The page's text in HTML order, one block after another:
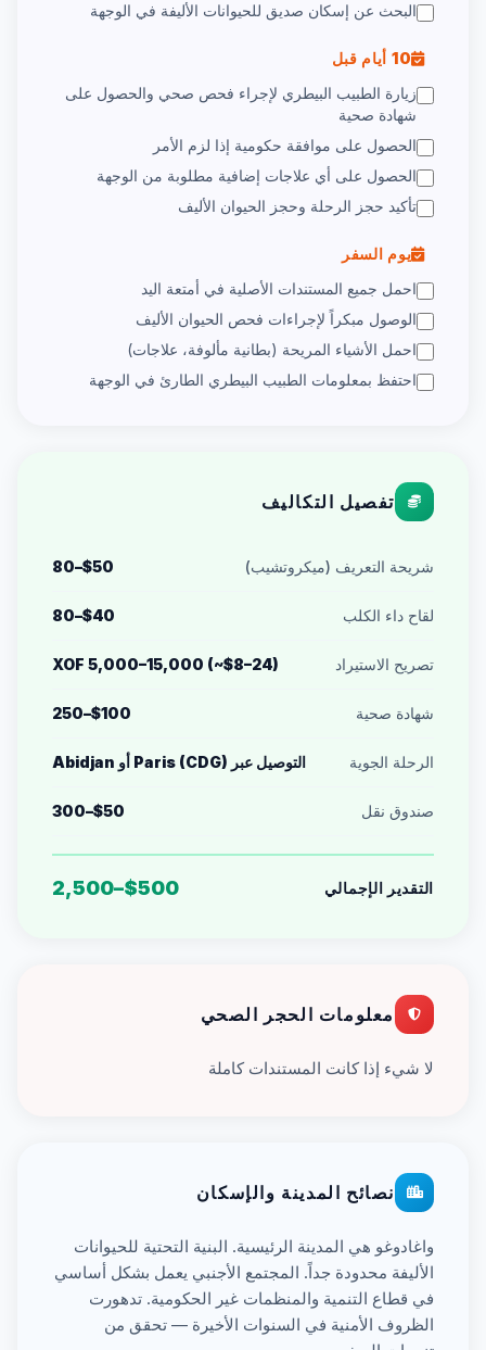
البحث عن إسكان صديق للحيوانات الأليفة في الوجهة
10 أيام قبل
زيارة الطبيب البيطري لإجراء فحص صحي والحصول على
شهادة صحية
الحصول على موافقة حكومية إذا لزم الأمر
الحصول على أي علاجات إضافية مطلوبة من الوجهة
تأكيد حجز الرحلة وحجز الحيوان الأليف
يوم السفر
احمل جميع المستندات الأصلية في أمتعة اليد
الوصول مبكراً لإجراءات فحص الحيوان الأليف
احمل الأشياء المريحة (بطانية مألوفة، علاجات)
احتفظ بمعلومات الطبيب البيطري الطارئ في الوجهة
تفصيل التكاليف
شريحة التعريف (ميكروتشيب) $50–80
لقاح داء الكلب $40–80
تصريح الاستيراد XOF 5,000–15,000 (~$8–24)
شهادة صحية $100–250
الرحلة الجوية التوصيل عبر Paris (CDG) أو Abidjan
صندوق نقل $50–300
التقدير الإجمالي $500–2,500
معلومات الحجر الصحي
لا شيء إذا كانت المستندات كاملة
نصائح المدينة والإسكان
واغادوغو هي المدينة الرئيسية. البنية التحتية للحيوانات
الأليفة محدودة جداً. المجتمع الأجنبي يعمل بشكل أساسي
في قطاع التنمية والمنظمات غير الحكومية. تدهورت
الظروف الأمنية في السنوات الأخيرة — تحقق من